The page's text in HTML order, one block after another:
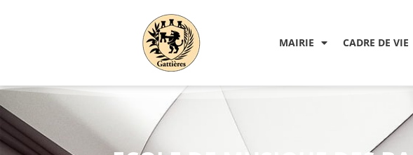
MAIRIE CADRE DE VIE